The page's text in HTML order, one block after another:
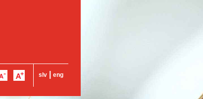
slv eng